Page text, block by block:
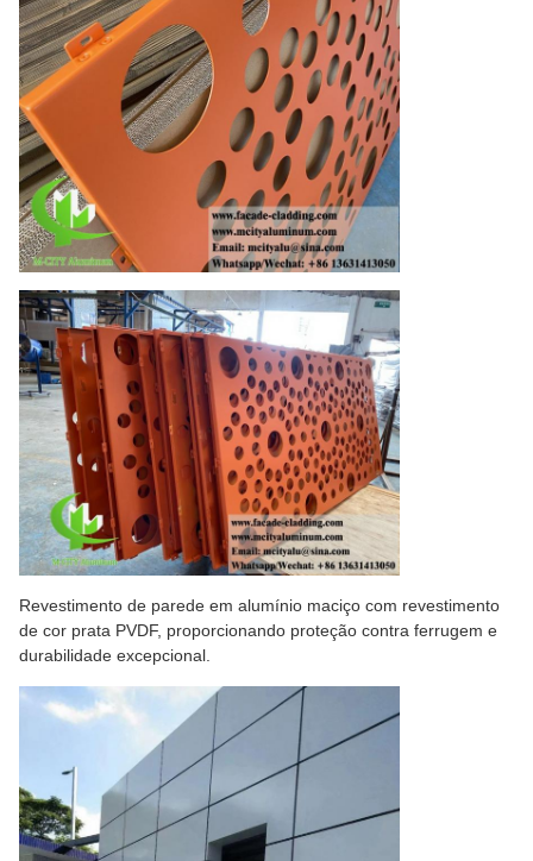
Revestimento de parede em alumínio maciço com revestimento
de cor prata PVDF, proporcionando proteção contra ferrugem e
durabilidade excepcional.